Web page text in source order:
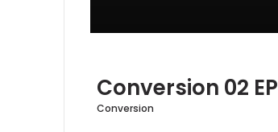
Conversion 02 EP
Conversion